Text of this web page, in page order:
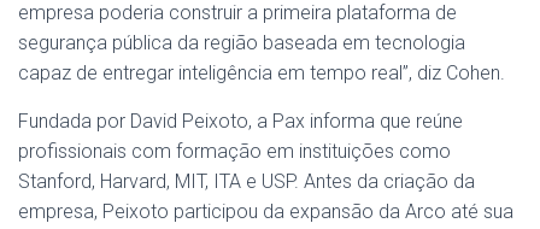
empresa poderia construir a primeira plataforma de
segurança pública da região baseada em tecnologia
capaz de entregar inteligência em tempo real”, diz Cohen.
Fundada por David Peixoto, a Pax informa que reúne
profissionais com formação em instituições como
Stanford, Harvard, MIT, ITA e USP. Antes da criação da
empresa, Peixoto participou da expansão da Arco até sua